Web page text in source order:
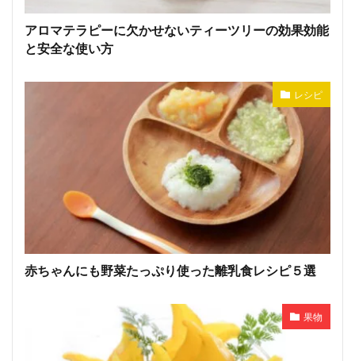
アロマテラピーに欠かせないティーツリーの効果効能
と安全な使い方
レシピ
赤ちゃんにも野菜たっぷり使った離乳食レシピ５選
果物